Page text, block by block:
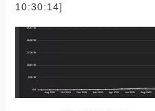
10:30:14]